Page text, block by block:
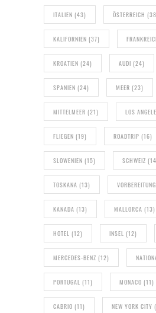
ITALIEN (43) ÖSTERREICH
KALIFORNIEN (37)
KROATIEN (24) AUDI (24)
SPANIEN (24) MEER (23)
MITTELMEER (21) LOS
FLIEGEN (19) ROADTRIP (16)
SLOWENIEN (15) SCHWEIZ
TOSKANA (13) VORBEREITUNG
KANADA (13) MALLORCA (13)
HOTEL (12) INSEL (12)
MERCEDES-BENZ (12)
PORTUGAL (11) MONACO (11)
CABRIO (11) NEW YORK CITY